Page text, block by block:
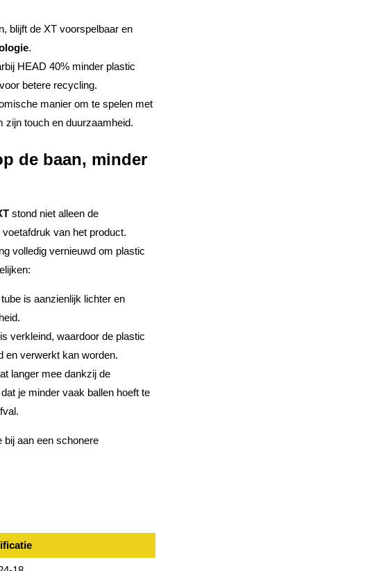
blijft de XT voorspelbaar en
.
HEAD 40% minder plastic
betere recycling.
manier om te spelen met
zijn touch en duurzaamheid.
de baan, minder
stond niet alleen de
van het product.
volledig vernieuwd om plastic
is aanzienlijk lichter en
verkleind, waardoor de plastic
en verwerkt kan worden.
langer mee dankzij de
je minder vaak ballen hoeft te
bij aan een schonere